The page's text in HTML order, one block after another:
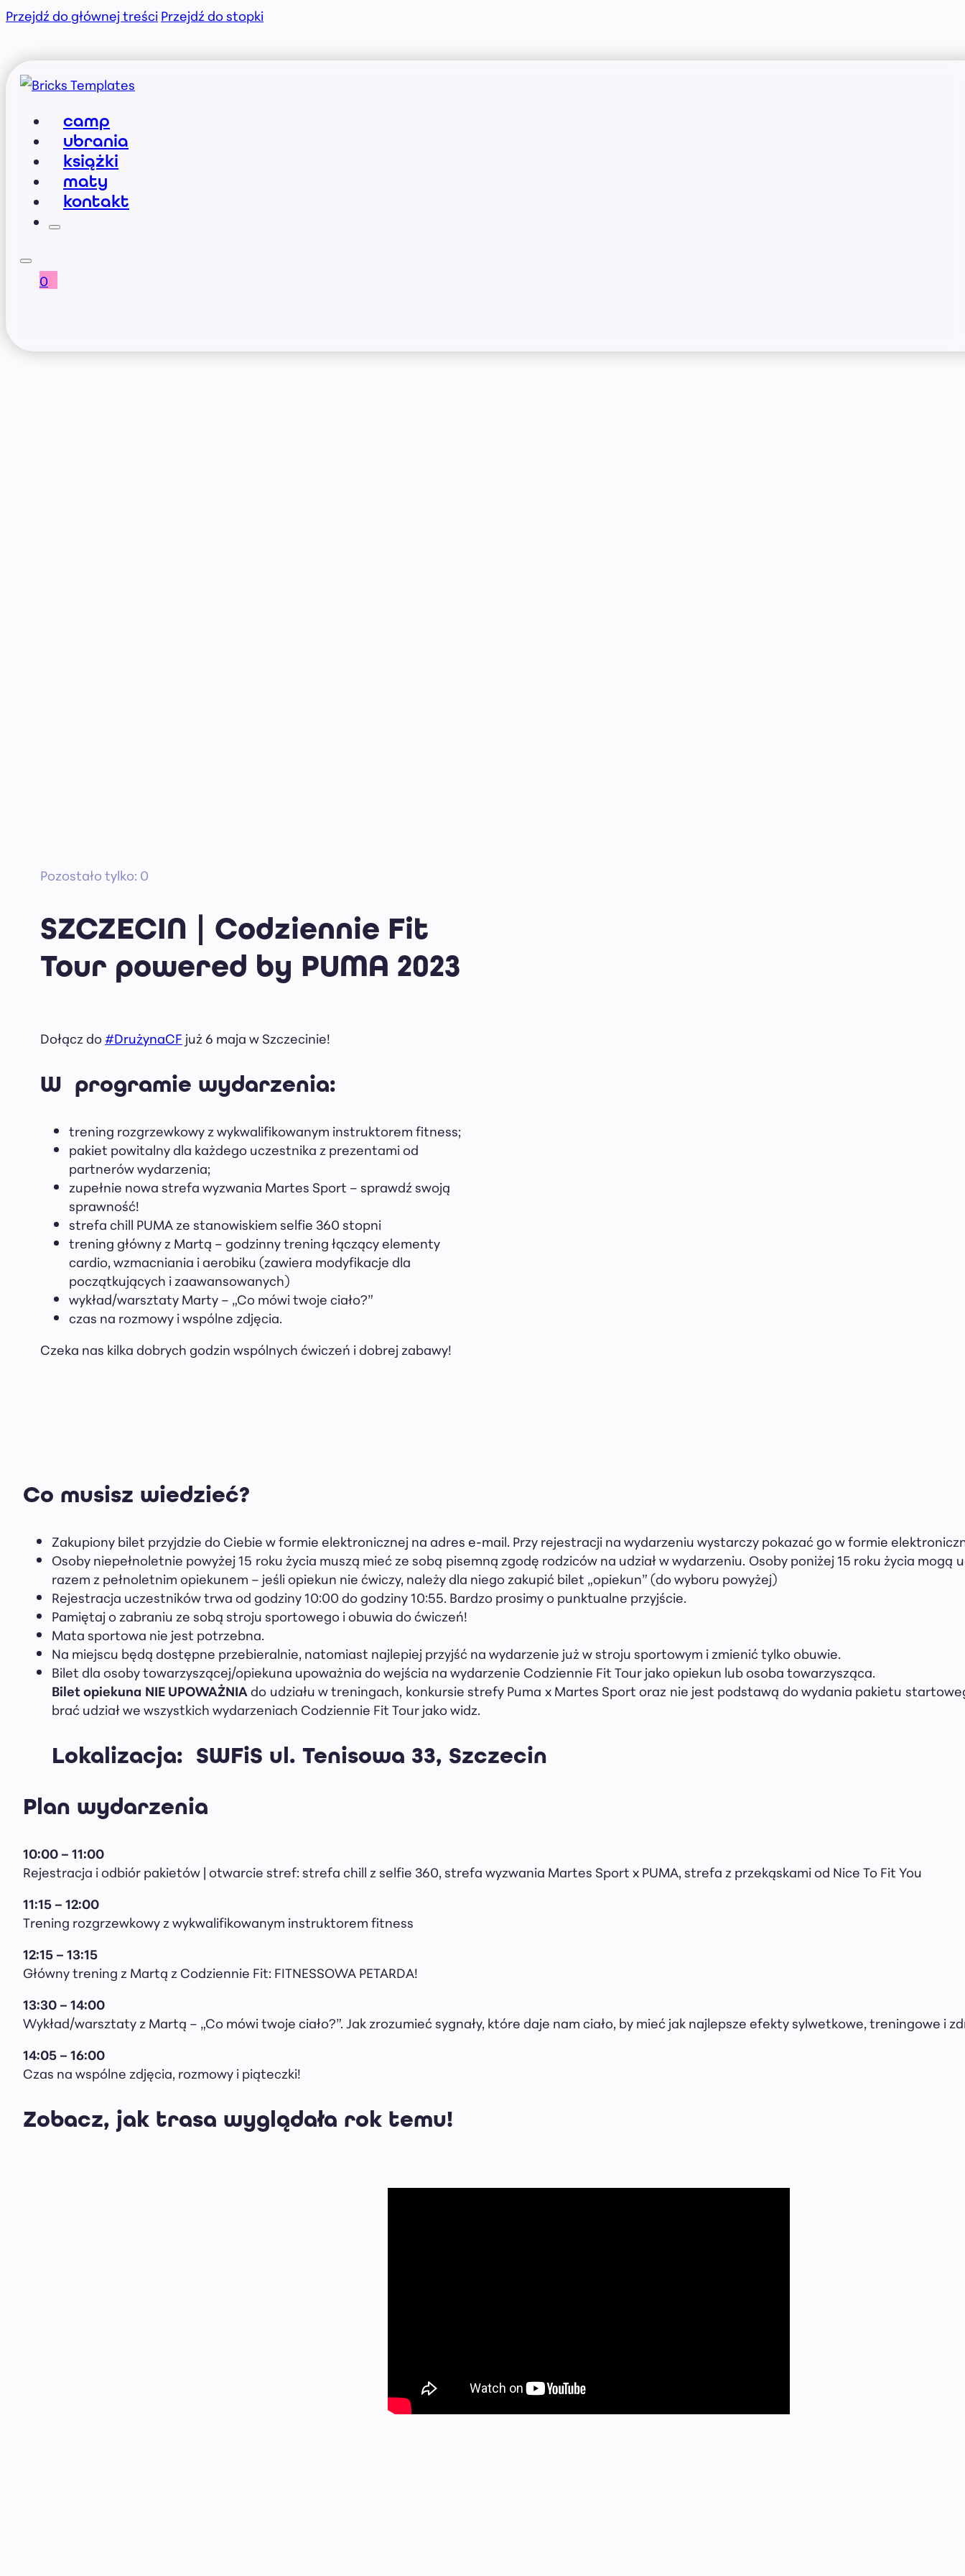
Przejdź do głównej treściPrzejdź do stopki
camp
ubrania
książki
maty
kontakt
0
Pozostało tylko: 0
SZCZECIN | Codziennie Fit
Tour powered by PUMA 2023
Dołącz do#DrużynaCF już 6 maja w Szczecinie!
W programie wydarzenia:
trening rozgrzewkowy z wykwalifikowanym instruktorem fitness;
pakiet powitalny dla każdego uczestnika z prezentami od
partnerów wydarzenia;
zupełnie nowa strefa wyzwania Martes Sport – sprawdź swoją
sprawność!
strefa chill PUMA ze stanowiskiem selfie 360 stopni
trening główny z Martą – godzinny trening łączący elementy
cardio, wzmacniania i aerobiku (zawiera modyfikacje dla
początkujących i zaawansowanych)
wykład/warsztaty Marty – „Co mówi twoje ciało?”
czas na rozmowy i wspólne zdjęcia.
Czeka nas kilka dobrych godzin wspólnych ćwiczeń i dobrej zabawy!
Co musisz wiedzieć?
Zakupiony bilet przyjdzie do Ciebie w formie elektronicznej na adres e-mail. Przy rejestracji na wydarzeniu wystarczy pokazać go w formie
Osoby niepełnoletnie powyżej 15 roku życia muszą mieć ze sobą pisemną zgodę rodziców na udział w wydarzeniu. Osoby poniżej 15 roku życia
razem z pełnoletnim opiekunem – jeśli opiekun nie ćwiczy, należy dla niego zakupić bilet „opiekun” (do wyboru powyżej)
Rejestracja uczestników trwa od godziny 10:00 do godziny 10:55. Bardzo prosimy o punktualne przyjście.
Pamiętaj o zabraniu ze sobą stroju sportowego i obuwia do ćwiczeń!
Mata sportowa nie jest potrzebna.
Na miejscu będą dostępne przebieralnie, natomiast najlepiej przyjść na wydarzenie już w stroju sportowym i zmienić tylko obuwie.
Bilet dla osoby towarzyszącej/opiekuna upoważnia do wejścia na wydarzenie Codziennie Fit Tour jako opiekun lub osoba towarzysząca.
Bilet opiekuna NIE UPOWAŻNIAdo udziału w treningach, konkursie strefy Puma x Martes Sport oraz nie jest podstawą do wydania pakietu
brać udział we wszystkich wydarzeniach Codziennie Fit Tour jako widz.
Lokalizacja: SWFiS ul. Tenisowa 33, Szczecin
Plan wydarzenia
10:00 – 11:00
Rejestracja i odbiór pakietów | otwarcie stref: strefa chill z selfie 360, strefa wyzwania Martes Sport x PUMA, strefa z przekąskami od Nice To Fit You
11:15– 12:00
Trening rozgrzewkowy z wykwalifikowanym instruktorem fitness
12:15 – 13:15
Główny trening z Martą z Codziennie Fit: FITNESSOWA PETARDA!
13:30 – 14:00
Wykład/warsztaty z Martą – „Co mówi twoje ciało?”. Jak zrozumieć sygnały, które daje nam ciało, by mieć jak najlepsze efekty sylwetkowe, treningowe i
14:05 – 16:00
Czas na wspólne zdjęcia, rozmowy i piąteczki!
Zobacz, jak trasa wyglądała rok temu!